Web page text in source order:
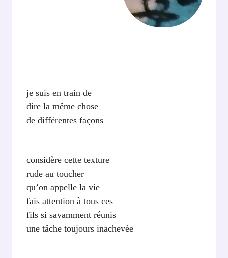
je suis en train de
dire la même chose
de différentes façons
considère cette texture
rude au toucher
qu’on appelle la vie
fais attention à tous ces
fils si savamment réunis
une tâche toujours inachevée